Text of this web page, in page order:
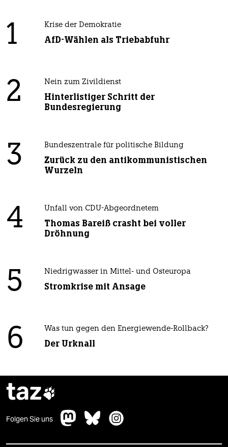
1 Krise der Demokratie
AfD-Wählen als Triebabfuhr
2 Nein zum Zivildienst
Hinterlistiger Schritt der
Bundesregierung
3 Bundeszentrale für politische Bildung
Zurück zu den antikommunistischen
Wurzeln
4 Unfall von CDU-Abgeordnetem
Thomas Bareiß crasht bei voller
Dröhnung
5 Niedrigwasser in Mittel- und Osteuropa
Stromkrise mit Ansage
6 Was tun gegen den Energiewende-Rollback?
Der Urknall
taz
Folgen Sie uns